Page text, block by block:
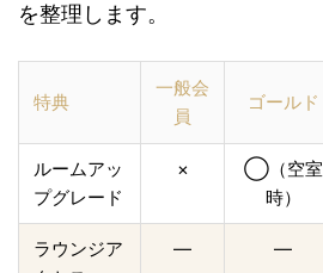
を整理します。
特典
一般会
員
ゴールド
ルームアッ
プグレード
×
◯（空室
時）
ラウンジア
— —